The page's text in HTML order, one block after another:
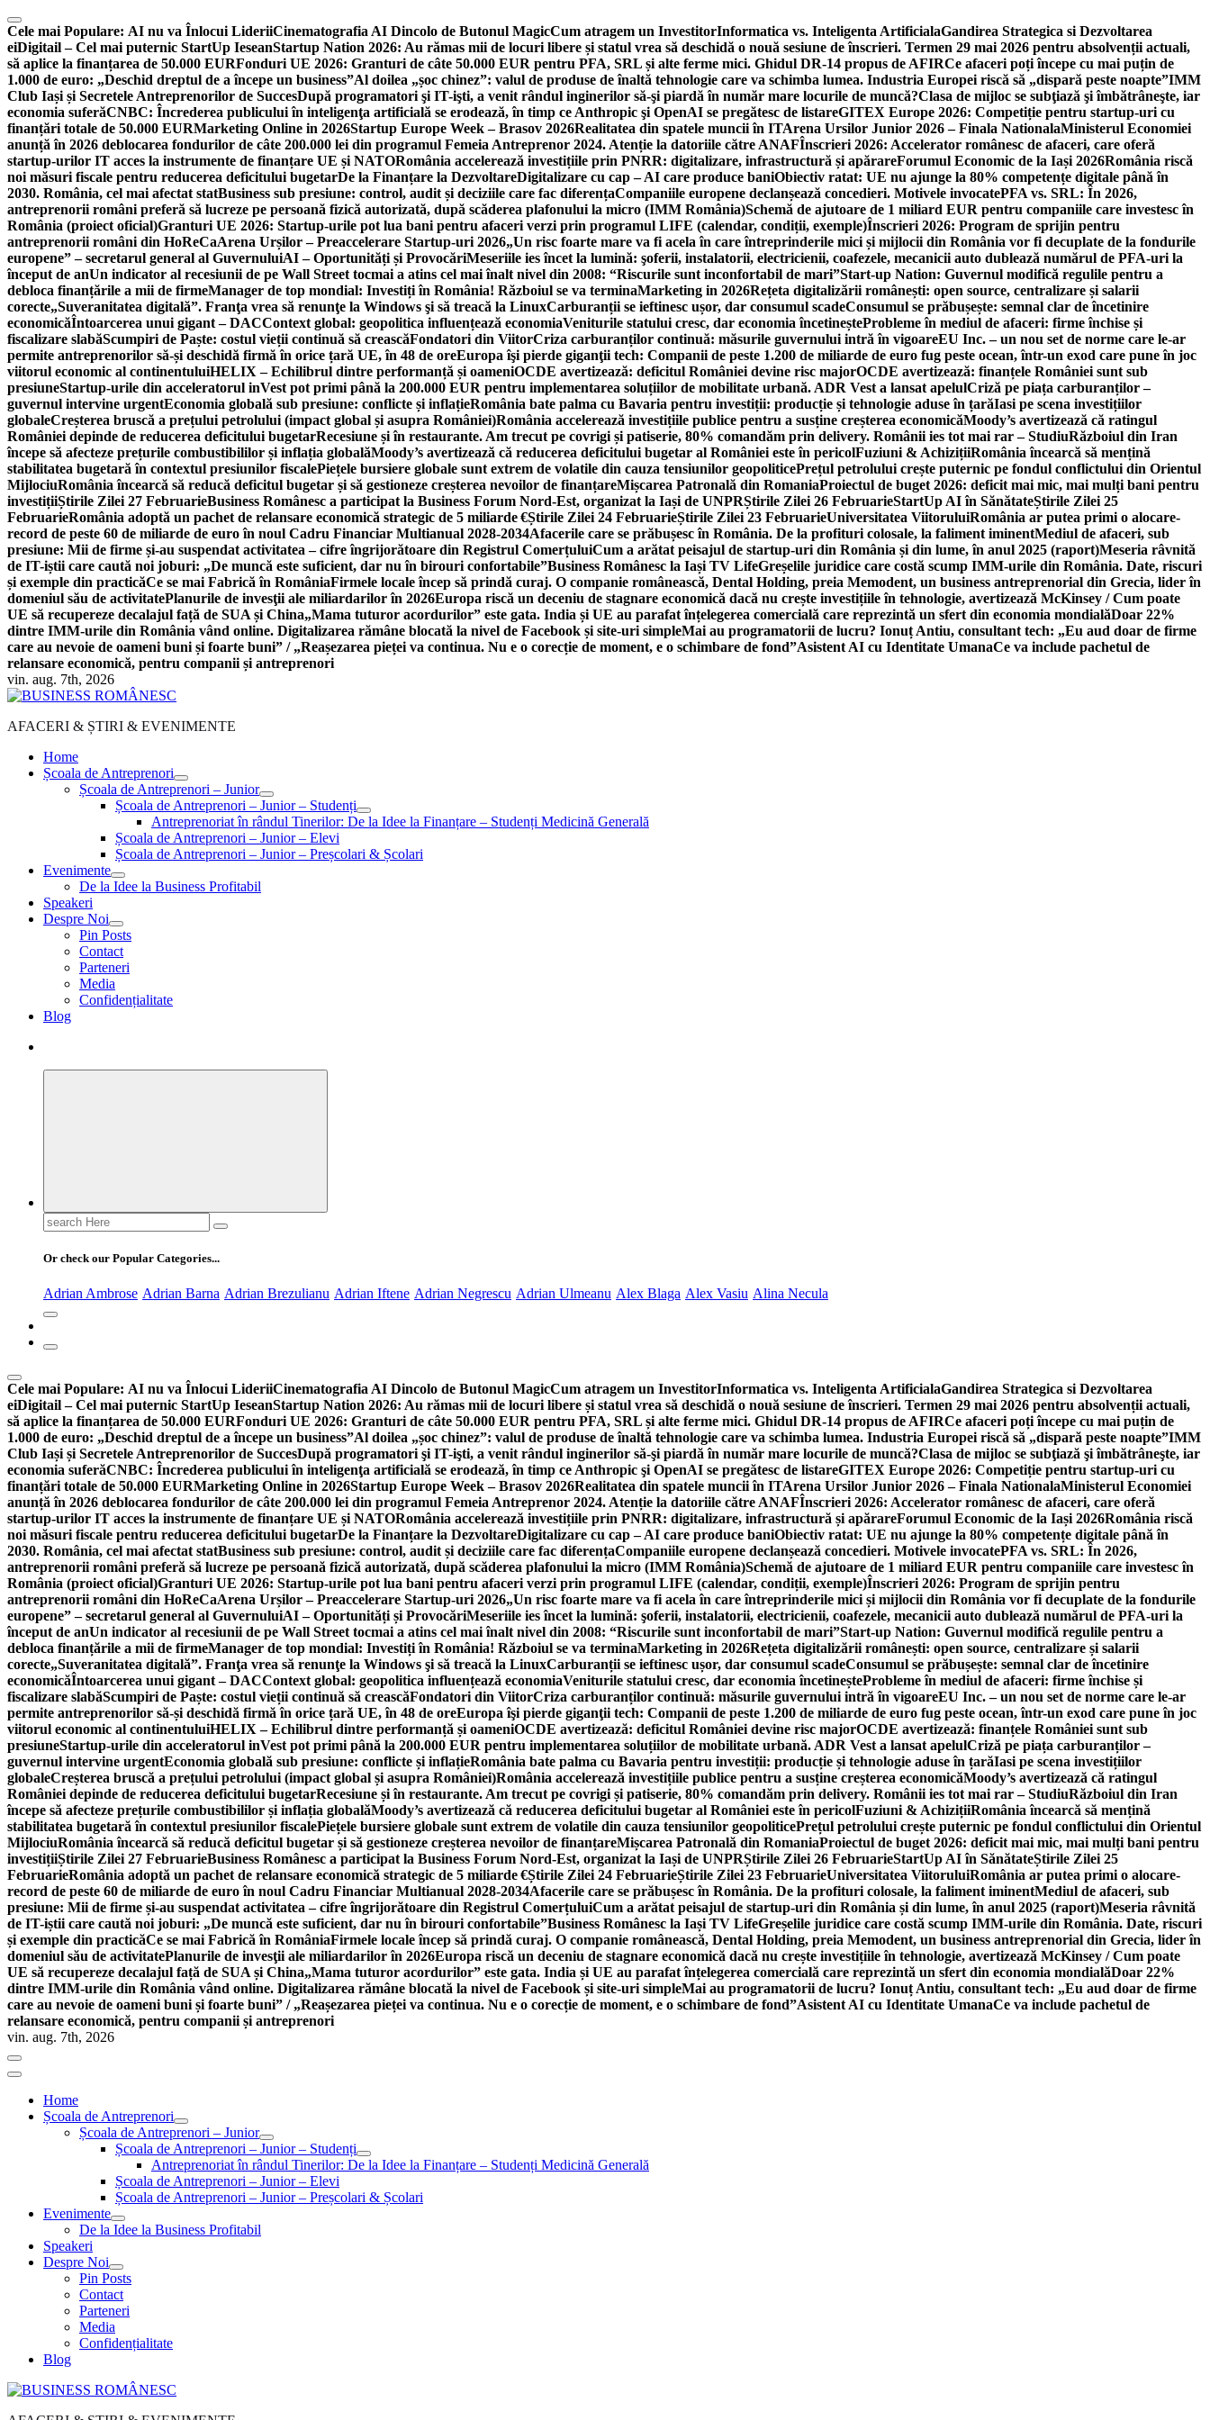
Skip
to
content
Cele mai Populare: AI nu va Înlocui LideriiCinematografia AI Dincolo de Butonul MagicCum atragem un InvestitorInformatica vs. Inteligenta ArtificialaGandirea Strategica si Dezvoltarea
eiDigitail – Cel mai puternic StartUp IeseanStartup Nation 2026: Au rămas mii de locuri libere și statul vrea să deschidă o nouă sesiune de înscrieri. Termen 29 mai 2026 pentru absolvenții actuali,
să aplice la finanțarea de 50.000 EURFonduri UE 2026: Granturi de câte 50.000 EUR pentru PFA, SRL și alte ferme mici. Ghidul DR-14 propus de AFIRCe afaceri poți începe cu mai puțin de
1.000 de euro: „Deschid dreptul de a începe un business”Al doilea „șoc chinez”: valul de produse de înaltă tehnologie care va schimba lumea. Industria Europei riscă să „dispară peste noapte”IMM
Club Iași și Secretele Antreprenorilor de SuccesDupă programatori şi IT-işti, a venit rândul inginerilor să-şi piardă în număr mare locurile de muncă?Clasa de mijloc se subţiază şi îmbătrâneşte, iar
economia suferăCNBC: Încrederea publicului în inteligenţa artificială se erodează, în timp ce Anthropic şi OpenAI se pregătesc de listareGITEX Europe 2026: Competiție pentru startup-uri cu
finanțări totale de 50.000 EURMarketing Online in 2026Startup Europe Week – Brasov 2026Realitatea din spatele muncii în ITArena Ursilor Junior 2026 – Finala NationalaMinisterul Economiei
anunță în 2026 deblocarea fondurilor de câte 200.000 lei din programul Femeia Antreprenor 2024. Atenție la datoriile către ANAFÎnscrieri 2026: Accelerator românesc de afaceri, care oferă
startup-urilor IT acces la instrumente de finanțare UE și NATORomânia accelerează investițiile prin PNRR: digitalizare, infrastructură și apărareForumul Economic de la Iași 2026România riscă
noi măsuri fiscale pentru reducerea deficitului bugetarDe la Finanțare la DezvoltareDigitalizare cu cap – AI care produce baniObiectiv ratat: UE nu ajunge la 80% competențe digitale până în
2030. România, cel mai afectat statBusiness sub presiune: control, audit și deciziile care fac diferențaCompaniile europene declanșează concedieri. Motivele invocatePFA vs. SRL: În 2026,
antreprenorii români preferă să lucreze pe persoană fizică autorizată, după scăderea plafonului la micro (IMM România)Schemă de ajutoare de 1 miliard EUR pentru companiile care investesc în
România (proiect oficial)Granturi UE 2026: Startup-urile pot lua bani pentru afaceri verzi prin programul LIFE (calendar, condiții, exemple)Înscrieri 2026: Program de sprijin pentru
antreprenorii români din HoReCaArena Urșilor – Preaccelerare Startup-uri 2026„Un risc foarte mare va fi acela în care întreprinderile mici și mijlocii din România vor fi decuplate de la fondurile
europene” – secretarul general al GuvernuluiAI – Oportunități și ProvocăriMeseriile ies încet la lumină: şoferii, instalatorii, electricienii, coafezele, mecanicii auto dublează numărul de PFA-uri la
început de anUn indicator al recesiunii de pe Wall Street tocmai a atins cel mai înalt nivel din 2008: “Riscurile sunt inconfortabil de mari”Start-up Nation: Guvernul modifică regulile pentru a
debloca finanțările a mii de firmeManager de top mondial: Investiți în România! Războiul se va terminaMarketing in 2026Rețeta digitalizării românești: open source, centralizare și salarii
corecte„Suveranitatea digitală”. Franţa vrea să renunţe la Windows şi să treacă la LinuxCarburanții se ieftinesc ușor, dar consumul scadeConsumul se prăbușește: semnal clar de încetinire
economicăÎntoarcerea unui gigant – DACContext global: geopolitica influențează economiaVeniturile statului cresc, dar economia încetineșteProbleme în mediul de afaceri: firme închise și
fiscalizare slabăScumpiri de Paște: costul vieții continuă să creascăFondatori din ViitorCriza carburanților continuă: măsurile guvernului intră în vigoareEU Inc. – un nou set de norme care le-ar
permite antreprenorilor să-și deschidă firmă în orice țară UE, în 48 de oreEuropa îşi pierde giganţii tech: Companii de peste 1.200 de miliarde de euro fug peste ocean, într-un exod care pune în joc
viitorul economic al continentuluiHELIX – Echilibrul dintre performanță și oameniOCDE avertizează: deficitul României devine risc majorOCDE avertizează: finanțele României sunt sub
presiuneStartup-urile din acceleratorul inVest pot primi până la 200.000 EUR pentru implementarea soluțiilor de mobilitate urbană. ADR Vest a lansat apelulCriză pe piața carburanților –
guvernul intervine urgentEconomia globală sub presiune: conflicte și inflațieRomânia bate palma cu Bavaria pentru investiții: producție și tehnologie aduse în țarăIasi pe scena investițiilor
globaleCreșterea bruscă a prețului petrolului (impact global și asupra României)România accelerează investițiile publice pentru a susține creșterea economicăMoody’s avertizează că ratingul
României depinde de reducerea deficitului bugetarRecesiune și în restaurante. Am trecut pe covrigi și patiserie, 80% comandăm prin delivery. Românii ies tot mai rar – StudiuRăzboiul din Iran
începe să afecteze prețurile combustibililor și inflația globalăMoody’s avertizează că reducerea deficitului bugetar al României este în pericolFuziuni & AchizițiiRomânia încearcă să mențină
stabilitatea bugetară în contextul presiunilor fiscalePiețele bursiere globale sunt extrem de volatile din cauza tensiunilor geopoliticePrețul petrolului crește puternic pe fondul conflictului din Orientul
MijlociuRomânia încearcă să reducă deficitul bugetar și să gestioneze creșterea nevoilor de finanțareMișcarea Patronală din RomaniaProiectul de buget 2026: deficit mai mic, mai mulți bani pentru
investițiiȘtirile Zilei 27 FebruarieBusiness Românesc a participat la Business Forum Nord-Est, organizat la Iași de UNPRȘtirile Zilei 26 FebruarieStartUp AI în SănătateȘtirile Zilei 25
FebruarieRomânia adoptă un pachet de relansare economică strategic de 5 miliarde €Știrile Zilei 24 FebruarieȘtirile Zilei 23 FebruarieUniversitatea ViitoruluiRomânia ar putea primi o alocare-
record de peste 60 de miliarde de euro în noul Cadru Financiar Multianual 2028-2034Afacerile care se prăbușesc în România. De la profituri colosale, la faliment iminentMediul de afaceri, sub
presiune: Mii de firme și-au suspendat activitatea – cifre îngrijorătoare din Registrul ComerțuluiCum a arătat peisajul de startup-uri din România și din lume, în anul 2025 (raport)Meseria râvnită
de IT-iștii care caută noi joburi: „De muncă este suficient, dar nu în birouri confortabile”Business Românesc la Iași TV LifeGreșelile juridice care costă scump IMM-urile din România. Date, riscuri
și exemple din practicăCe se mai Fabrică în RomâniaFirmele locale încep să prindă curaj. O companie românească, Dental Holding, preia Memodent, un business antreprenorial din Grecia, lider în
domeniul său de activitatePlanurile de invesţii ale miliardarilor în 2026Europa riscă un deceniu de stagnare economică dacă nu crește investițiile în tehnologie, avertizează McKinsey / Cum poate
UE să recupereze decalajul față de SUA și China„Mama tuturor acordurilor” este gata. India și UE au parafat înțelegerea comercială care reprezintă un sfert din economia mondialăDoar 22%
dintre IMM-urile din România vând online. Digitalizarea rămâne blocată la nivel de Facebook și site-uri simpleMai au programatorii de lucru? Ionuț Antiu, consultant tech: „Eu aud doar de firme
care au nevoie de oameni buni și foarte buni” / „Reașezarea pieței va continua. Nu e o corecție de moment, e o schimbare de fond”Asistent AI cu Identitate UmanaCe va include pachetul de
relansare economică, pentru companii și antreprenori
vin. aug. 7th, 2026
AFACERI & ȘTIRI & EVENIMENTE
Home
Școala de Antreprenori
Școala de Antreprenori – Junior
Școala de Antreprenori – Junior – Studenți
Antreprenoriat în rândul Tinerilor: De la Idee la Finanțare – Studenți Medicină Generală
Școala de Antreprenori – Junior – Elevi
Școala de Antreprenori – Junior – Preșcolari & Școlari
Evenimente
De la Idee la Business Profitabil
Speakeri
Despre Noi
Pin Posts
Contact
Parteneri
Media
Confidențialitate
Blog
Search
for:
Or check our Popular Categories...
Adrian Ambrose Adrian Barna Adrian Brezulianu Adrian Iftene Adrian Negrescu Adrian Ulmeanu Alex Blaga Alex Vasiu Alina Necula
Cele mai Populare: AI nu va Înlocui LideriiCinematografia AI Dincolo de Butonul MagicCum atragem un InvestitorInformatica vs. Inteligenta ArtificialaGandirea Strategica si Dezvoltarea
eiDigitail – Cel mai puternic StartUp IeseanStartup Nation 2026: Au rămas mii de locuri libere și statul vrea să deschidă o nouă sesiune de înscrieri. Termen 29 mai 2026 pentru absolvenții actuali,
să aplice la finanțarea de 50.000 EURFonduri UE 2026: Granturi de câte 50.000 EUR pentru PFA, SRL și alte ferme mici. Ghidul DR-14 propus de AFIRCe afaceri poți începe cu mai puțin de
1.000 de euro: „Deschid dreptul de a începe un business”Al doilea „șoc chinez”: valul de produse de înaltă tehnologie care va schimba lumea. Industria Europei riscă să „dispară peste noapte”IMM
Club Iași și Secretele Antreprenorilor de SuccesDupă programatori şi IT-işti, a venit rândul inginerilor să-şi piardă în număr mare locurile de muncă?Clasa de mijloc se subţiază şi îmbătrâneşte, iar
economia suferăCNBC: Încrederea publicului în inteligenţa artificială se erodează, în timp ce Anthropic şi OpenAI se pregătesc de listareGITEX Europe 2026: Competiție pentru startup-uri cu
finanțări totale de 50.000 EURMarketing Online in 2026Startup Europe Week – Brasov 2026Realitatea din spatele muncii în ITArena Ursilor Junior 2026 – Finala NationalaMinisterul Economiei
anunță în 2026 deblocarea fondurilor de câte 200.000 lei din programul Femeia Antreprenor 2024. Atenție la datoriile către ANAFÎnscrieri 2026: Accelerator românesc de afaceri, care oferă
startup-urilor IT acces la instrumente de finanțare UE și NATORomânia accelerează investițiile prin PNRR: digitalizare, infrastructură și apărareForumul Economic de la Iași 2026România riscă
noi măsuri fiscale pentru reducerea deficitului bugetarDe la Finanțare la DezvoltareDigitalizare cu cap – AI care produce baniObiectiv ratat: UE nu ajunge la 80% competențe digitale până în
2030. România, cel mai afectat statBusiness sub presiune: control, audit și deciziile care fac diferențaCompaniile europene declanșează concedieri. Motivele invocatePFA vs. SRL: În 2026,
antreprenorii români preferă să lucreze pe persoană fizică autorizată, după scăderea plafonului la micro (IMM România)Schemă de ajutoare de 1 miliard EUR pentru companiile care investesc în
România (proiect oficial)Granturi UE 2026: Startup-urile pot lua bani pentru afaceri verzi prin programul LIFE (calendar, condiții, exemple)Înscrieri 2026: Program de sprijin pentru
antreprenorii români din HoReCaArena Urșilor – Preaccelerare Startup-uri 2026„Un risc foarte mare va fi acela în care întreprinderile mici și mijlocii din România vor fi decuplate de la fondurile
europene” – secretarul general al GuvernuluiAI – Oportunități și ProvocăriMeseriile ies încet la lumină: şoferii, instalatorii, electricienii, coafezele, mecanicii auto dublează numărul de PFA-uri la
început de anUn indicator al recesiunii de pe Wall Street tocmai a atins cel mai înalt nivel din 2008: “Riscurile sunt inconfortabil de mari”Start-up Nation: Guvernul modifică regulile pentru a
debloca finanțările a mii de firmeManager de top mondial: Investiți în România! Războiul se va terminaMarketing in 2026Rețeta digitalizării românești: open source, centralizare și salarii
corecte„Suveranitatea digitală”. Franţa vrea să renunţe la Windows şi să treacă la LinuxCarburanții se ieftinesc ușor, dar consumul scadeConsumul se prăbușește: semnal clar de încetinire
economicăÎntoarcerea unui gigant – DACContext global: geopolitica influențează economiaVeniturile statului cresc, dar economia încetineșteProbleme în mediul de afaceri: firme închise și
fiscalizare slabăScumpiri de Paște: costul vieții continuă să creascăFondatori din ViitorCriza carburanților continuă: măsurile guvernului intră în vigoareEU Inc. – un nou set de norme care le-ar
permite antreprenorilor să-și deschidă firmă în orice țară UE, în 48 de oreEuropa îşi pierde giganţii tech: Companii de peste 1.200 de miliarde de euro fug peste ocean, într-un exod care pune în joc
viitorul economic al continentuluiHELIX – Echilibrul dintre performanță și oameniOCDE avertizează: deficitul României devine risc majorOCDE avertizează: finanțele României sunt sub
presiuneStartup-urile din acceleratorul inVest pot primi până la 200.000 EUR pentru implementarea soluțiilor de mobilitate urbană. ADR Vest a lansat apelulCriză pe piața carburanților –
guvernul intervine urgentEconomia globală sub presiune: conflicte și inflațieRomânia bate palma cu Bavaria pentru investiții: producție și tehnologie aduse în țarăIasi pe scena investițiilor
globaleCreșterea bruscă a prețului petrolului (impact global și asupra României)România accelerează investițiile publice pentru a susține creșterea economicăMoody’s avertizează că ratingul
României depinde de reducerea deficitului bugetarRecesiune și în restaurante. Am trecut pe covrigi și patiserie, 80% comandăm prin delivery. Românii ies tot mai rar – StudiuRăzboiul din Iran
începe să afecteze prețurile combustibililor și inflația globalăMoody’s avertizează că reducerea deficitului bugetar al României este în pericolFuziuni & AchizițiiRomânia încearcă să mențină
stabilitatea bugetară în contextul presiunilor fiscalePiețele bursiere globale sunt extrem de volatile din cauza tensiunilor geopoliticePrețul petrolului crește puternic pe fondul conflictului din Orientul
MijlociuRomânia încearcă să reducă deficitul bugetar și să gestioneze creșterea nevoilor de finanțareMișcarea Patronală din RomaniaProiectul de buget 2026: deficit mai mic, mai mulți bani pentru
investițiiȘtirile Zilei 27 FebruarieBusiness Românesc a participat la Business Forum Nord-Est, organizat la Iași de UNPRȘtirile Zilei 26 FebruarieStartUp AI în SănătateȘtirile Zilei 25
FebruarieRomânia adoptă un pachet de relansare economică strategic de 5 miliarde €Știrile Zilei 24 FebruarieȘtirile Zilei 23 FebruarieUniversitatea ViitoruluiRomânia ar putea primi o alocare-
record de peste 60 de miliarde de euro în noul Cadru Financiar Multianual 2028-2034Afacerile care se prăbușesc în România. De la profituri colosale, la faliment iminentMediul de afaceri, sub
presiune: Mii de firme și-au suspendat activitatea – cifre îngrijorătoare din Registrul ComerțuluiCum a arătat peisajul de startup-uri din România și din lume, în anul 2025 (raport)Meseria râvnită
de IT-iștii care caută noi joburi: „De muncă este suficient, dar nu în birouri confortabile”Business Românesc la Iași TV LifeGreșelile juridice care costă scump IMM-urile din România. Date, riscuri
și exemple din practicăCe se mai Fabrică în RomâniaFirmele locale încep să prindă curaj. O companie românească, Dental Holding, preia Memodent, un business antreprenorial din Grecia, lider în
domeniul său de activitatePlanurile de invesţii ale miliardarilor în 2026Europa riscă un deceniu de stagnare economică dacă nu crește investițiile în tehnologie, avertizează McKinsey / Cum poate
UE să recupereze decalajul față de SUA și China„Mama tuturor acordurilor” este gata. India și UE au parafat înțelegerea comercială care reprezintă un sfert din economia mondialăDoar 22%
dintre IMM-urile din România vând online. Digitalizarea rămâne blocată la nivel de Facebook și site-uri simpleMai au programatorii de lucru? Ionuț Antiu, consultant tech: „Eu aud doar de firme
care au nevoie de oameni buni și foarte buni” / „Reașezarea pieței va continua. Nu e o corecție de moment, e o schimbare de fond”Asistent AI cu Identitate UmanaCe va include pachetul de
relansare economică, pentru companii și antreprenori
vin. aug. 7th, 2026
Home
Școala de Antreprenori
Școala de Antreprenori – Junior
Școala de Antreprenori – Junior – Studenți
Antreprenoriat în rândul Tinerilor: De la Idee la Finanțare – Studenți Medicină Generală
Școala de Antreprenori – Junior – Elevi
Școala de Antreprenori – Junior – Preșcolari & Școlari
Evenimente
De la Idee la Business Profitabil
Speakeri
Despre Noi
Pin Posts
Contact
Parteneri
Media
Confidențialitate
Blog